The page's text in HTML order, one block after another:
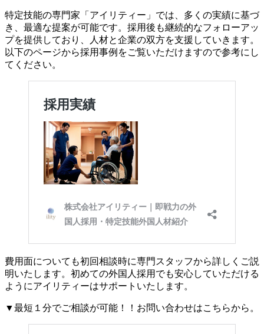
特定技能の専門家「アイリティー」では、多くの実績に基づ
き、最適な提案が可能です。採用後も継続的なフォローアッ
プを提供しており、人材と企業の双方を支援していきます。
以下のページから採用事例をご覧いただけますので参考にし
てください。
費用面についても初回相談時に専門スタッフから詳しくご説
明いたします。初めての外国人採用でも安心していただける
ようにアイリティーはサポートいたします。
▼最短１分でご相談が可能！！お問い合わせはこちらから。